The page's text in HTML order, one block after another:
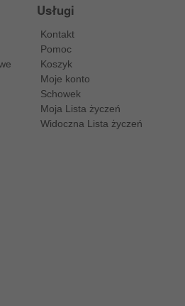
Usługi
Kontakt
Pomoc
Koszyk
Moje konto
Schowek
Moja Lista życzeń
Widoczna Lista życzeń